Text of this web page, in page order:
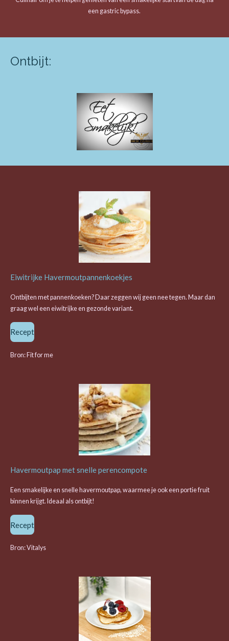
een gastric bypass.
Ontbijt:
Eiwitrijke Havermoutpannenkoekjes
Ontbijten met pannenkoeken? Daar zeggen wij geen nee tegen. Maar dan
graag wel een eiwitrijke en gezonde variant.
Recept
Bron: Fit for me
Havermoutpap met snelle perencompote
Een smakelijke en snelle havermoutpap, waarmee je ook een portie fruit
binnen krijgt. Ideaal als ontbijt!
Recept
Bron: Vitalys